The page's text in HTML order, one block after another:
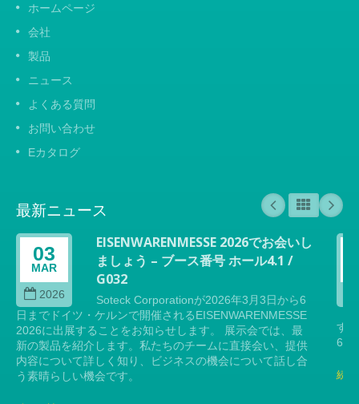
ホームページ
会社
製品
ニュース
よくある質問
お問い合わせ
Eカタログ
最新ニュース
03
MAR
2026
EISENWARENMESSE 2026でお会いし
ましょう – ブース番号 ホール4.1 /
G032
Soteck Corporationが2026年3月3日から6
日までドイツ・ケルンで開催されるEISENWARENMESSE
2026に出展することをお知らせします。 展示会では、最
新の製品を紹介します。私たちのチームに直接会い、提供
内容について詳しく知り、ビジネスの機会について話し合
う素晴らしい機会です。
す
6日
続